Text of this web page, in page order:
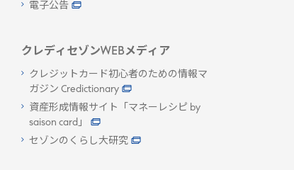
電子公告
クレディセゾンWEBメディア
クレジットカード初心者のための情報マ
ガジン Credictionary
資産形成情報サイト「マネーレシピ by
saison card」
セゾンのくらし大研究